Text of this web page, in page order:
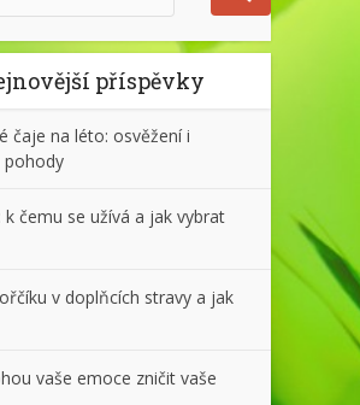
příspěvky
čaje na léto: osvěžení i
k čemu se užívá a jak vybrat
v doplňcích stravy a jak
vaše emoce zničit vaše